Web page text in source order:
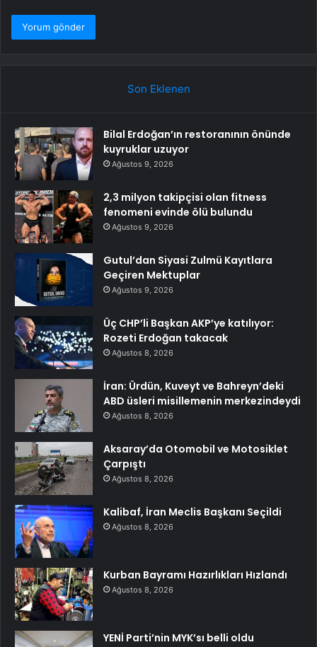
Son Eklenen
Bilal Erdoğan’ın restoranının önünde
kuyruklar uzuyor
Ağustos 9, 2026
2,3 milyon takipçisi olan fitness
fenomeni evinde ölü bulundu
Ağustos 9, 2026
Gutul’dan Siyasi Zulmü Kayıtlara
Geçiren Mektuplar
Ağustos 9, 2026
Üç CHP’li Başkan AKP’ye katılıyor:
Rozeti Erdoğan takacak
Ağustos 8, 2026
İran: Ürdün, Kuveyt ve Bahreyn’deki
ABD üsleri misillemenin merkezindeydi
Ağustos 8, 2026
Aksaray’da Otomobil ve Motosiklet
Çarpıştı
Ağustos 8, 2026
Kalibaf, İran Meclis Başkanı Seçildi
Ağustos 8, 2026
Kurban Bayramı Hazırlıkları Hızlandı
Ağustos 8, 2026
YENİ Parti’nin MYK’sı belli oldu